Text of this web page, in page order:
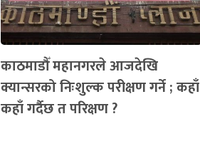
काठमाडौँ महानगरले आजदेखि
क्यान्सरको निःशुल्क परीक्षण गर्ने ; कहाँ
कहाँ गर्दैछ त परिक्षण ?